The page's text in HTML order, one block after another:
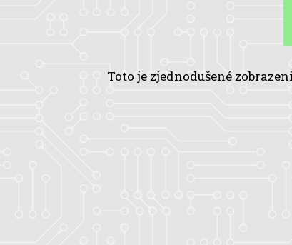
Toto je zjednodušené